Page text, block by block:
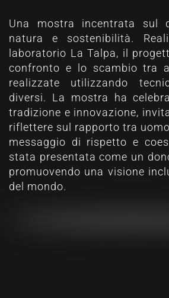
Una mostra incentrata sul
natura e sostenibilità.
laboratorio La Talpa, il
confronto e lo scambio tra
realizzate utilizzando
diversi. La mostra ha
tradizione e innovazione,
riflettere sul rapporto tra
messaggio di rispetto e
stata presentata come un
promuovendo una visione
del mondo.